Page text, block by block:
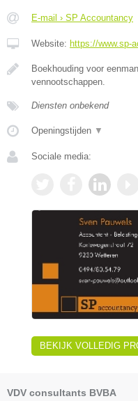
E-mail › SP Accountancy
Website: https://www.sp-
Boekhouding voor
vennootschappen.
Diensten onbekend
Openingstijden ▼
Sociale media:
BEKIJK VOLLEDIG
VDV consultants BVBA